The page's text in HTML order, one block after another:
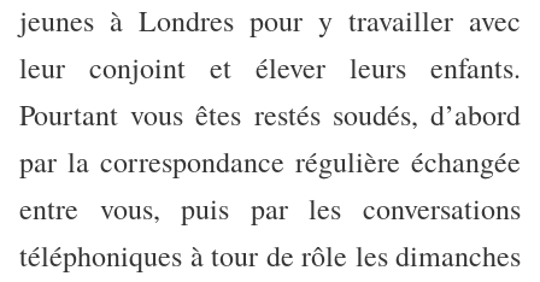
jeunes à Londres pour y travailler avec
leur conjoint et élever leurs enfants.
Pourtant vous êtes restés soudés, d’abord
par la correspondance régulière échangée
entre vous, puis par les conversations
téléphoniques à tour de rôle les dimanches